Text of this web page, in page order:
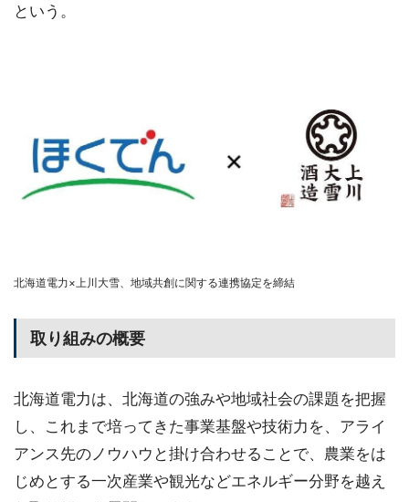
という。
北海道電力×上川大雪、地域共創に関する連携協定を締結
取り組みの概要
北海道電力は、北海道の強みや地域社会の課題を把握
し、これまで培ってきた事業基盤や技術力を、アライ
アンス先のノウハウと掛け合わせることで、農業をは
じめとする一次産業や観光などエネルギー分野を越え